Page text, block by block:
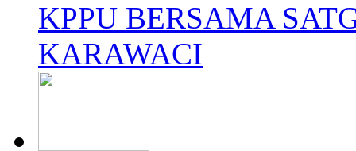
KPPU BERSAMA
KARAWACI